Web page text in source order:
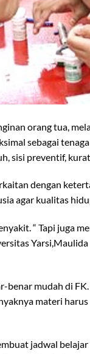
orang tua,
sebagai
sisi preventif,
dengan
agar kualitas
“ Tapi juga
mudah di
materi
jadwal